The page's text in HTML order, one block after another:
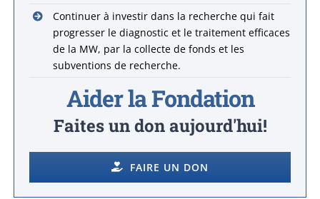
Continuer à investir dans la recherche qui fait
progresser le diagnostic et le traitement efficaces
de la MW, par la collecte de fonds et les
subventions de recherche.
Aider la Fondation
Faites un don aujourd'hui!
FAIRE UN DON